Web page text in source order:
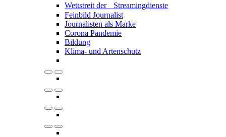
Wettstreit der Streamingdienste
Feinbild Journalist
Journalisten als Marke
Corona Pandemie
Bildung
Klima- und Artenschutz